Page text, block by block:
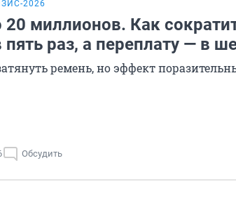
2026
миллионов. Как
раз, а переплату — в
ремень, но эффект
Обсудить